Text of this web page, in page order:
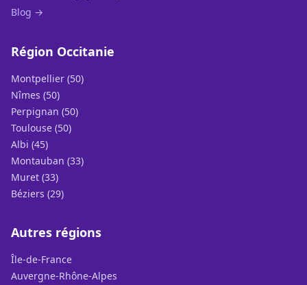
Blog →
Région Occitanie
Montpellier (50)
Nîmes (50)
Perpignan (50)
Toulouse (50)
Albi (45)
Montauban (33)
Muret (33)
Béziers (29)
Autres régions
Île-de-France
Auvergne-Rhône-Alpes